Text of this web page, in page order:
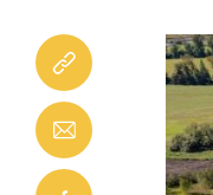
Kontakt